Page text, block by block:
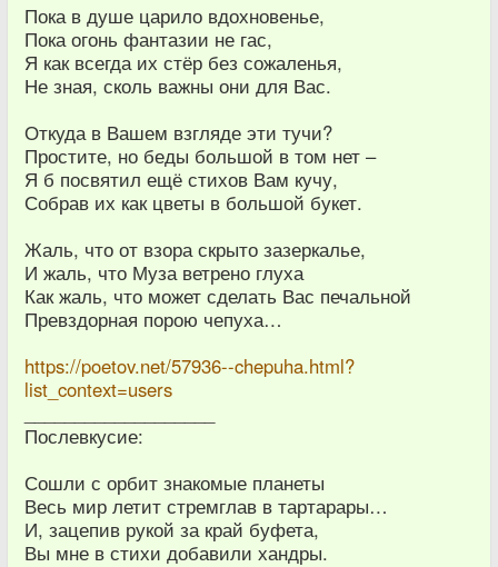
Пока в душе царило вдохновенье,
Пока огонь фантазии не гас,
Я как всегда их стёр без сожаленья,
Не зная, сколь важны они для Вас.
Откуда в Вашем взгляде эти тучи?
Простите, но беды большой в том нет –
Я б посвятил ещё стихов Вам кучу,
Собрав их как цветы в большой букет.
Жаль, что от взора скрыто зазеркалье,
И жаль, что Муза ветрено глуха
Как жаль, что может сделать Вас печальной
Превздорная порою чепуха…
https://poetov.net/57936--chepuha.html?
list_context=users
Послевкусие:
Сошли с орбит знакомые планеты
Весь мир летит стремглав в тартарары…
И, зацепив рукой за край буфета,
Вы мне в стихи добавили хандры.